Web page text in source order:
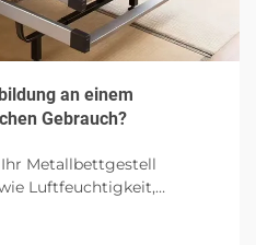
an einem
Gebrauch?
Ihr Metallbettgestell
Luftfeuchtigkeit,
bewährten Maßnahmen